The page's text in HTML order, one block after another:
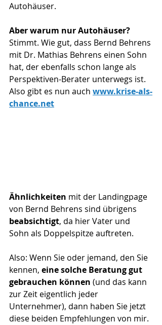
Autohäuser.
Aber warum nur Autohäuser?
Stimmt. Wie gut, dass Bernd Behrens
mit Dr. Mathias Behrens einen Sohn
hat, der ebenfalls schon lange als
Perspektiven-Berater unterwegs ist.
Also gibt es nun auch www.krise-als-
chance.net
Ähnlichkeiten mit der Landingpage
von Bernd Behrens sind übrigens
beabsichtigt, da hier Vater und
Sohn als Doppelspitze auftreten.
Also: Wenn Sie oder jemand, den Sie
kennen, eine solche Beratung gut
gebrauchen können (und das kann
zur Zeit eigentlich jeder
Unternehmer), dann haben Sie jetzt
diese beiden Empfehlungen von mir.